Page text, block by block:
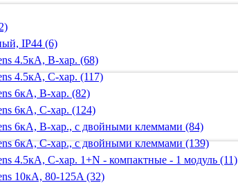
IP44 (6)
4.5кА, B-хар. (68)
4.5кА, C-хар. (117)
6кА, B-хар. (82)
6кА, С-хар. (124)
6кА, B-хар., с двойными клеммами (84)
6кА, C-хар., с двойными клеммами (139)
4.5кА, C-хар. 1+N - компактные - 1 модуль (11)
10кА, 80-125A (32)